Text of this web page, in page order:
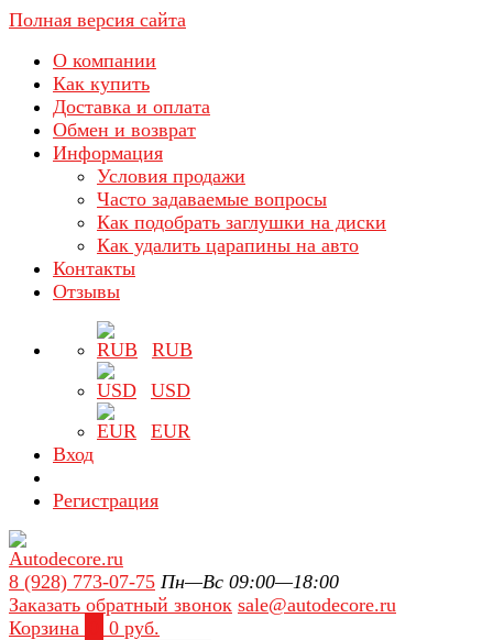
Полная версия сайта
О компании
Как купить
Доставка и оплата
Обмен и возврат
Информация
Условия продажи
Часто задаваемые вопросы
Как подобрать заглушки на диски
Как удалить царапины на авто
Контакты
Отзывы
RUB
USD
EUR
Вход
Регистрация
8 (928) 773-07-75 Пн—Вс 09:00—18:00
Заказать обратный звонок sale@autodecore.ru
Корзина
0 руб.